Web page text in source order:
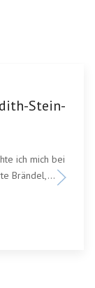
Stein-
ich mich bei
Brändel,...